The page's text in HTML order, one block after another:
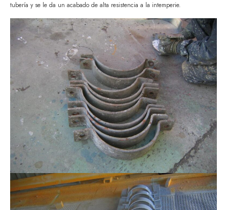
tubería y se le da un acabado de alta resistencia a la intemperie.